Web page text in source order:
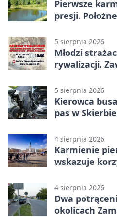
Pierwsze
presji.
5 sierpnia 2026
Młodzi
rywalizacji.
5 sierpnia 2026
Kierowca
pas w
4 sierpnia 2026
Karmienie
wskazuje
4 sierpnia 2026
Dwa
okolicach